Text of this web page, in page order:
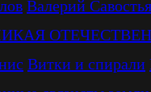
Валерий
Витки и спирали